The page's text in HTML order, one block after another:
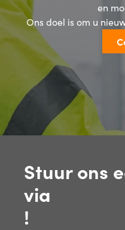
en
Ons doel is om u
Stuur ons
via
!